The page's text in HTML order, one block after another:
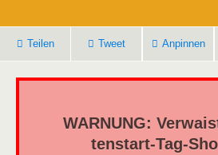
Tei­len Tweet Anpin­nen
WARNUNG:
ten­start-Tag-